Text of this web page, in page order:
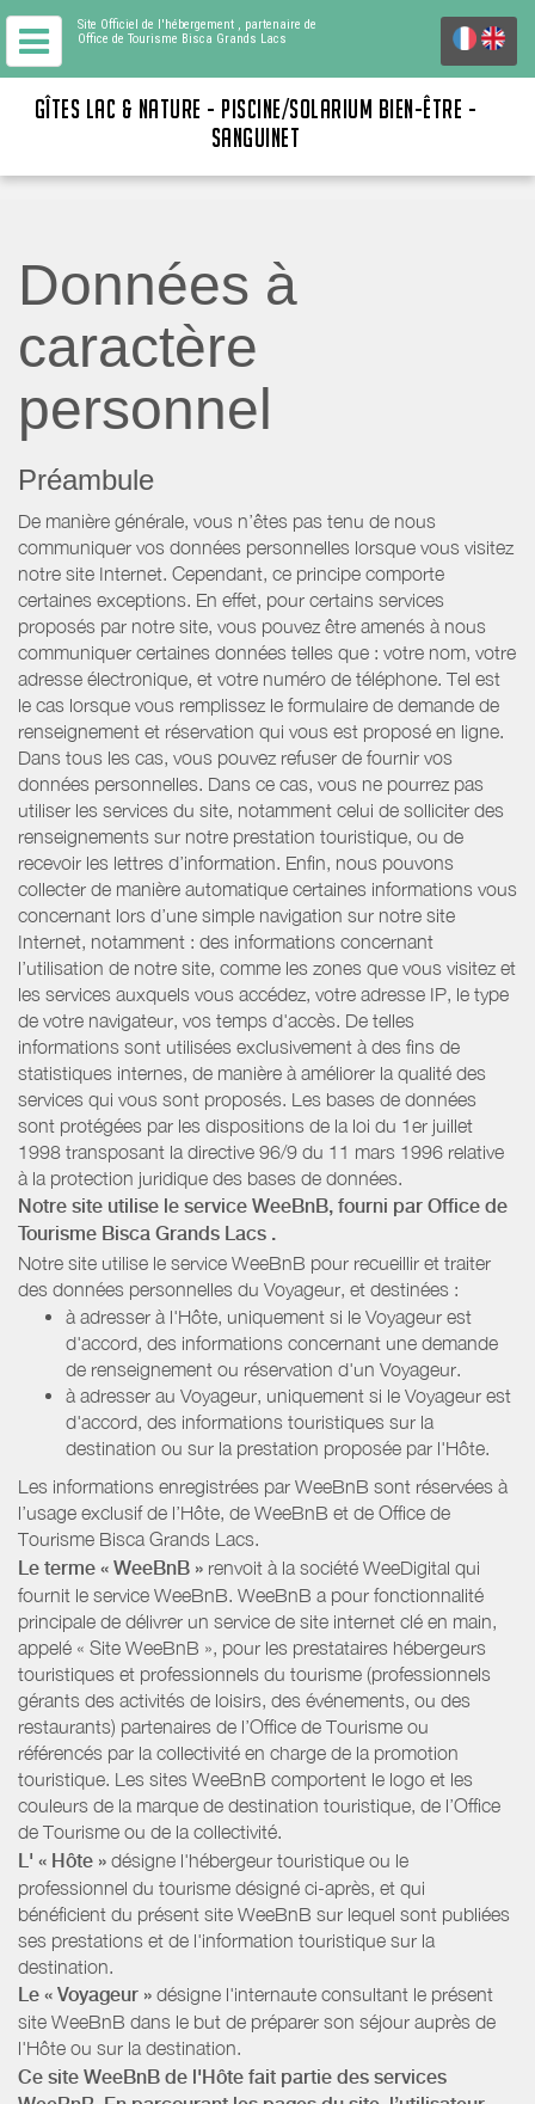
Site Officiel de l'hébergement , partenaire de
Office de Tourisme Bisca Grands Lacs
GÎTES LAC & NATURE - PISCINE/SOLARIUM BIEN-ÊTRE -
SANGUINET
Données à
caractère
personnel
Préambule
De manière générale, vous n’êtes pas tenu de nous
communiquer vos données personnelles lorsque vous visitez
notre site Internet. Cependant, ce principe comporte
certaines exceptions. En effet, pour certains services
proposés par notre site, vous pouvez être amenés à nous
communiquer certaines données telles que : votre nom, votre
adresse électronique, et votre numéro de téléphone. Tel est
le cas lorsque vous remplissez le formulaire de demande de
renseignement et réservation qui vous est proposé en ligne.
Dans tous les cas, vous pouvez refuser de fournir vos
données personnelles. Dans ce cas, vous ne pourrez pas
utiliser les services du site, notamment celui de solliciter des
renseignements sur notre prestation touristique, ou de
recevoir les lettres d’information. Enfin, nous pouvons
collecter de manière automatique certaines informations vous
concernant lors d’une simple navigation sur notre site
Internet, notamment : des informations concernant
l’utilisation de notre site, comme les zones que vous visitez et
les services auxquels vous accédez, votre adresse IP, le type
de votre navigateur, vos temps d'accès. De telles
informations sont utilisées exclusivement à des fins de
statistiques internes, de manière à améliorer la qualité des
services qui vous sont proposés. Les bases de données
sont protégées par les dispositions de la loi du 1er juillet
1998 transposant la directive 96/9 du 11 mars 1996 relative
à la protection juridique des bases de données.
Notre site utilise le service WeeBnB, fourni par Office de
Tourisme Bisca Grands Lacs .
Notre site utilise le service WeeBnB pour recueillir et traiter
des données personnelles du Voyageur, et destinées :
à adresser à l'Hôte, uniquement si le Voyageur est
d'accord, des informations concernant une demande
de renseignement ou réservation d'un Voyageur.
à adresser au Voyageur, uniquement si le Voyageur est
d'accord, des informations touristiques sur la
destination ou sur la prestation proposée par l'Hôte.
Les informations enregistrées par WeeBnB sont réservées à
l’usage exclusif de l’Hôte, de WeeBnB et de Office de
Tourisme Bisca Grands Lacs.
Le terme « WeeBnB » renvoit à la société WeeDigital qui
fournit le service WeeBnB. WeeBnB a pour fonctionnalité
principale de délivrer un service de site internet clé en main,
appelé « Site WeeBnB », pour les prestataires hébergeurs
touristiques et professionnels du tourisme (professionnels
gérants des activités de loisirs, des événements, ou des
restaurants) partenaires de l’Office de Tourisme ou
référencés par la collectivité en charge de la promotion
touristique. Les sites WeeBnB comportent le logo et les
couleurs de la marque de destination touristique, de l’Office
de Tourisme ou de la collectivité.
L' « Hôte » désigne l'hébergeur touristique ou le
professionnel du tourisme désigné ci-après, et qui
bénéficient du présent site WeeBnB sur lequel sont publiées
ses prestations et de l'information touristique sur la
destination.
Le « Voyageur » désigne l'internaute consultant le présent
site WeeBnB dans le but de préparer son séjour auprès de
l'Hôte ou sur la destination.
Ce site WeeBnB de l'Hôte fait partie des services